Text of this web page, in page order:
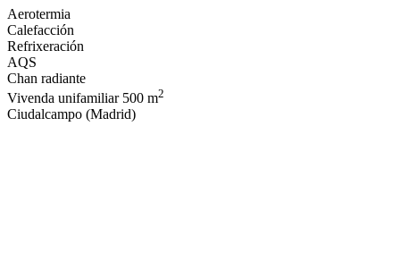
Aerotermia
Calefacción
Refrixeración
AQS
Chan radiante
Vivenda unifamiliar 500 m2
Ciudalcampo (Madrid)